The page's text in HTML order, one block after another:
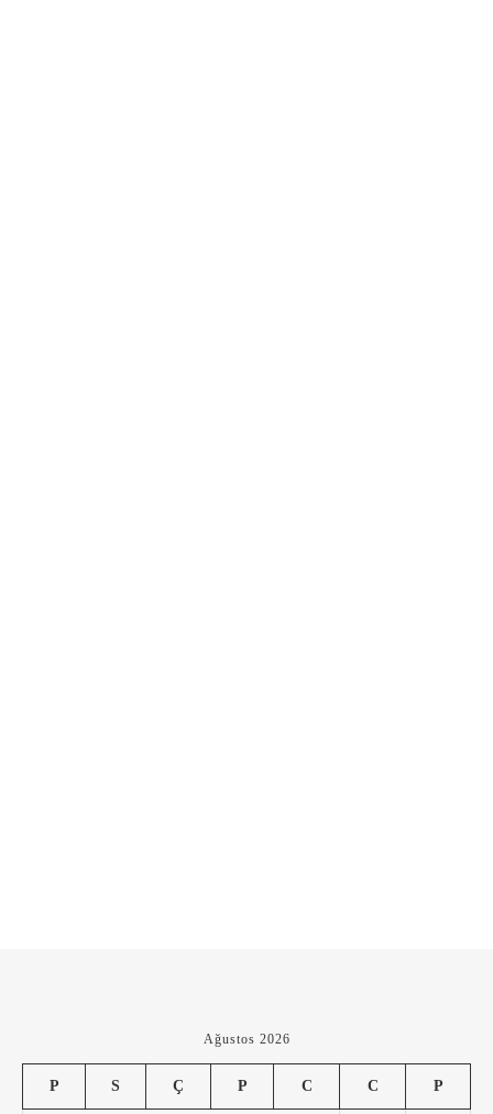
Ağustos 2026
P S Ç P C C P